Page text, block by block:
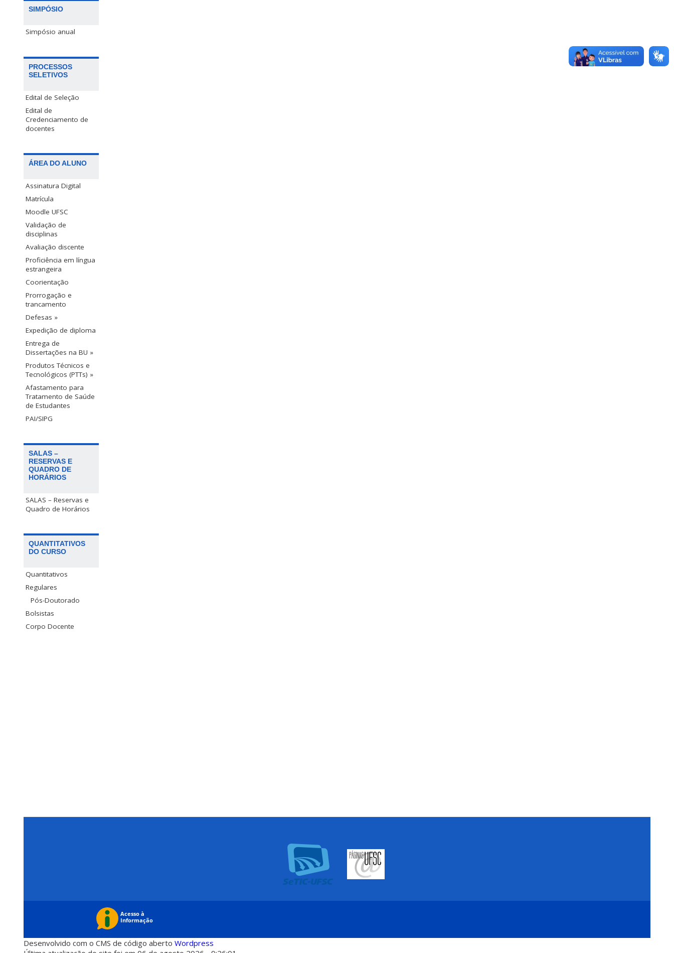
SIMPÓSIO
Simpósio anual
PROCESSOS
SELETIVOS
Edital de Seleção
Edital de
Credenciamento de
docentes
ÁREA DO ALUNO
Assinatura Digital
Matrícula
Moodle UFSC
Validação de
disciplinas
Avaliação discente
Proficiência em língua
estrangeira
Coorientação
Prorrogação e
trancamento
Defesas »
Expedição de diploma
Entrega de
Dissertações na BU »
Produtos Técnicos e
Tecnológicos (PTTs) »
Afastamento para
Tratamento de Saúde
de Estudantes
PAI/SIPG
SALAS –
RESERVAS E
QUADRO DE
HORÁRIOS
SALAS – Reservas e
Quadro de Horários
QUANTITATIVOS
DO CURSO
Quantitativos
Regulares
Pós-Doutorado
Bolsistas
Corpo Docente
Desenvolvido com o CMS de código aberto Wordpress